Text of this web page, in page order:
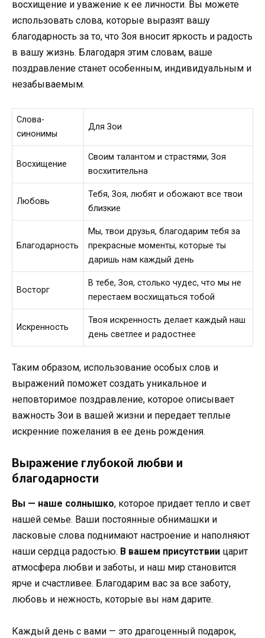
восхищение и уважение к ее личности. Вы можете
использовать слова, которые выразят вашу
благодарность за то, что Зоя вносит яркость и радость
в вашу жизнь. Благодаря этим словам, ваше
поздравление станет особенным, индивидуальным и
незабываемым.
Слова-
синонимы
Для Зои
Восхищение
Своим талантом и страстями, Зоя
восхитительна
Любовь
Тебя, Зоя, любят и обожают все твои
близкие
Благодарность
Мы, твои друзья, благодарим тебя за
прекрасные моменты, которые ты
даришь нам каждый день
Восторг
В тебе, Зоя, столько чудес, что мы не
перестаем восхищаться тобой
Искренность
Твоя искренность делает каждый наш
день светлее и радостнее
Таким образом, использование особых слов и
выражений поможет создать уникальное и
неповторимое поздравление, которое описывает
важность Зои в вашей жизни и передает теплые
искренние пожелания в ее день рождения.
Выражение глубокой любви и
благодарности
Вы — наше солнышко, которое придает тепло и свет
нашей семье. Ваши постоянные обнимашки и
ласковые слова поднимают настроение и наполняют
наши сердца радостью. В вашем присутствии царит
атмосфера любви и заботы, и наш мир становится
ярче и счастливее. Благодарим вас за все заботу,
любовь и нежность, которые вы нам дарите.
Каждый день с вами — это драгоценный подарок,